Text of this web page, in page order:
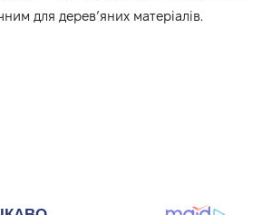
для дерев’яних матеріалів.